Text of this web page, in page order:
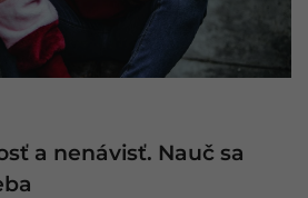
a nenávisť. Nauč sa